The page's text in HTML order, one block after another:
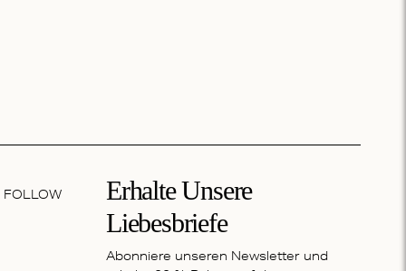
FOLLOW
Erhalte Unsere
Liebesbriefe
Abonniere unseren Newsletter und